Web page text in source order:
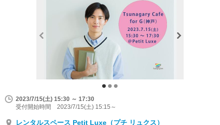
2023/7/15(土) 15:30 ～ 17:30
受付開始時間 2023/7/15(土) 15:15～
レンタルスペース Petit Luxe（プチ リュクス）